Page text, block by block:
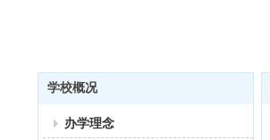
学校概况
办学理念